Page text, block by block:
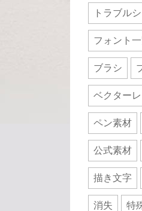
トラブル
フォント
ブラシ
ベクター
ペン素材
公式素材
描き文字
消失 特